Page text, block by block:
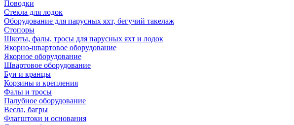
Поводки
Стекла для лодок
Оборудование для парусных яхт, бегучий такелаж
Стопоры
Шкоты, фалы, тросы для парусных яхт и лодок
Якорно-швартовое оборудование
Якорное оборудование
Швартовое оборудование
Буи и кранцы
Корзины и крепления
Фалы и тросы
Палубное оборудование
Весла, багры
Флагштоки и основания